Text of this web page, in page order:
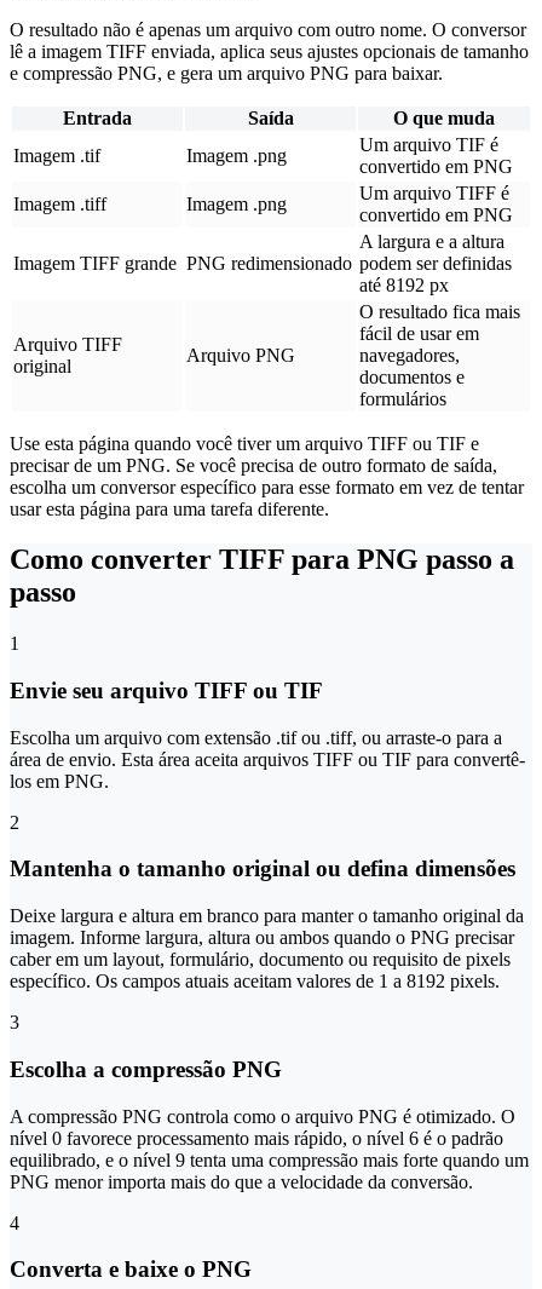
O resultado não é apenas um arquivo com outro nome. O conversor
lê a imagem TIFF enviada, aplica seus ajustes opcionais de tamanho
e compressão PNG, e gera um arquivo PNG para baixar.
Entrada Saída
O que muda
Imagem .tif
Imagem .png
Um arquivo TIF é
convertido em PNG
Imagem .tiff
Imagem .png
Um arquivo TIFF é
convertido em PNG
Imagem TIFF grande PNG redimensionado
A largura e a altura
podem ser definidas
até 8192 px
Arquivo TIFF
original
Arquivo PNG
O resultado fica mais
fácil de usar em
navegadores,
documentos e
formulários
Use esta página quando você tiver um arquivo TIFF ou TIF e
precisar de um PNG. Se você precisa de outro formato de saída,
escolha um conversor específico para esse formato em vez de tentar
usar esta página para uma tarefa diferente.
Como converter TIFF para PNG passo a
passo
1
Envie seu arquivo TIFF ou TIF
Escolha um arquivo com extensão .tif ou .tiff, ou arraste-o para a
área de envio. Esta área aceita arquivos TIFF ou TIF para convertê-
los em PNG.
2
Mantenha o tamanho original ou defina dimensões
Deixe largura e altura em branco para manter o tamanho original da
imagem. Informe largura, altura ou ambos quando o PNG precisar
caber em um layout, formulário, documento ou requisito de pixels
específico. Os campos atuais aceitam valores de 1 a 8192 pixels.
3
Escolha a compressão PNG
A compressão PNG controla como o arquivo PNG é otimizado. O
nível 0 favorece processamento mais rápido, o nível 6 é o padrão
equilibrado, e o nível 9 tenta uma compressão mais forte quando um
PNG menor importa mais do que a velocidade da conversão.
4
Converta e baixe o PNG